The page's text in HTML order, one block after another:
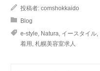
投稿者: comshokkaido
Blog
e-style, Natura, イースタイル,
着用 , 札幌美容室求人